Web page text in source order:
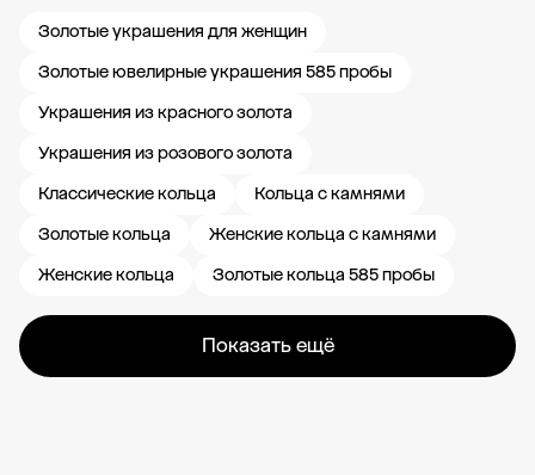
Золотые украшения для женщин
Золотые ювелирные украшения 585 пробы
Украшения из красного золота
Украшения из розового золота
Классические кольца
Кольца с камнями
Золотые кольца
Женские кольца с камнями
Женские кольца
Золотые кольца 585 пробы
Показать ещё